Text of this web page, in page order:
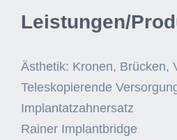
Leistungen/
Ästhetik: Kronen, Brücken,
Teleskopierende
Implantatzahnersatz
Rainer Implantbridge